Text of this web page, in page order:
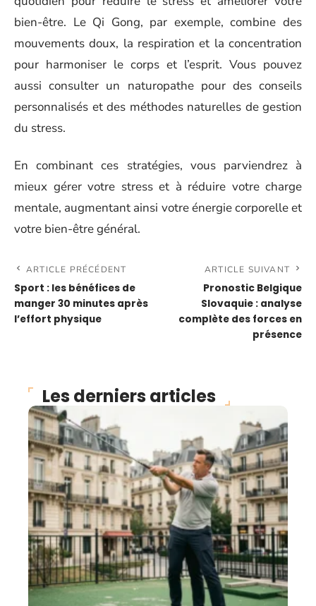
bien-être. Le Qi Gong, par exemple, combine des
mouvements doux, la respiration et la concentration
pour harmoniser le corps et l’esprit. Vous pouvez
aussi consulter un naturopathe pour des conseils
personnalisés et des méthodes naturelles de gestion
du stress.
En combinant ces stratégies, vous parviendrez à
mieux gérer votre stress et à réduire votre charge
mentale, augmentant ainsi votre énergie corporelle et
votre bien-être général.
ARTICLE PRÉCÉDENT
Sport : les bénéfices de
manger 30 minutes après
l’effort physique
ARTICLE SUIVANT
Pronostic Belgique
Slovaquie : analyse
complète des forces en
présence
Les derniers articles